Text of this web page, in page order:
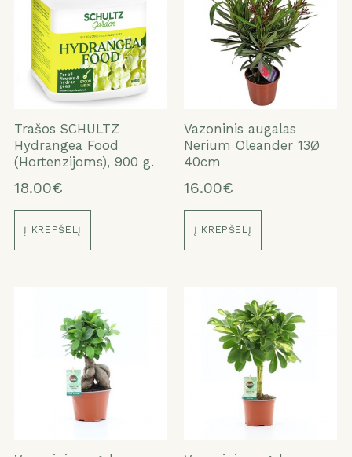
Trašos SCHULTZ
Hydrangea Food
(Hortenzijoms), 900 g.
18.00€
Į KREPŠELĮ
Vazoninis augalas
Nerium Oleander 13Ø
40cm
16.00€
Į KREPŠELĮ